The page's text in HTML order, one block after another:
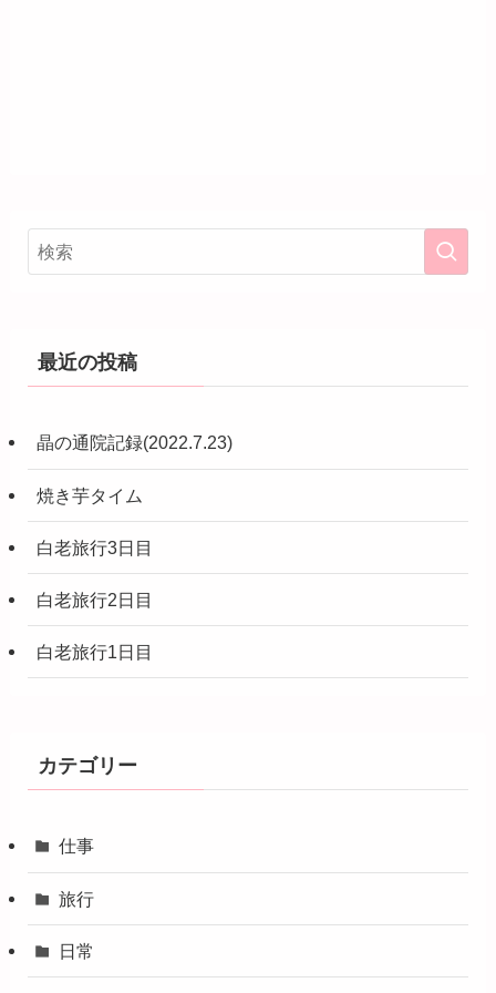
最近の投稿
晶の通院記録(2022.7.23)
焼き芋タイム
白老旅行3日目
白老旅行2日目
白老旅行1日目
カテゴリー
仕事
旅行
日常